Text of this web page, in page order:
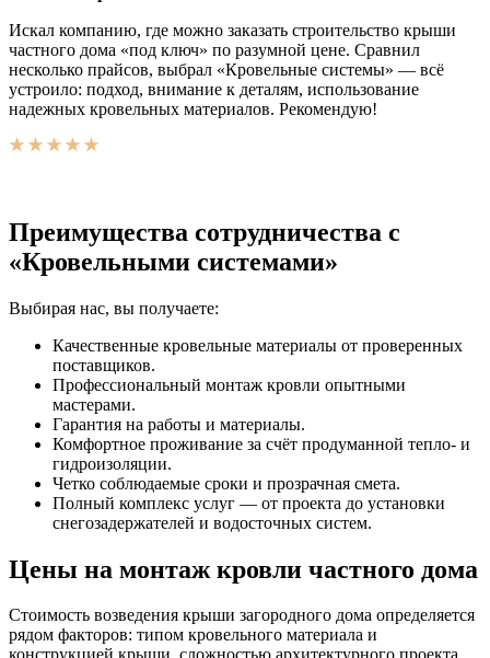
Искал компанию, где можно заказать строительство крыши
частного дома «под ключ» по разумной цене. Сравнил
несколько прайсов, выбрал «Кровельные системы» — всё
устроило: подход, внимание к деталям, использование
надежных кровельных материалов. Рекомендую!
Преимущества сотрудничества с
«Кровельными системами»
Выбирая нас, вы получаете:
Качественные кровельные материалы от проверенных
поставщиков.
Профессиональный монтаж кровли опытными
мастерами.
Гарантия на работы и материалы.
Комфортное проживание за счёт продуманной тепло- и
гидроизоляции.
Четко соблюдаемые сроки и прозрачная смета.
Полный комплекс услуг — от проекта до установки
снегозадержателей и водосточных систем.
Цены на монтаж кровли частного дома
Стоимость возведения крыши загородного дома определяется
рядом факторов: типом кровельного материала и